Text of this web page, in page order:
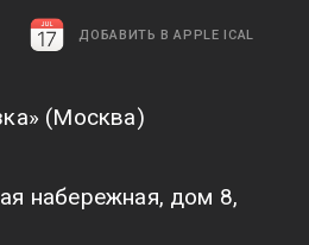
ДОБАВИТЬ В APPLE ICAL
(Москва)
набережная, дом 8,